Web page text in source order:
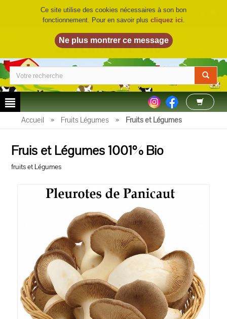
LA FERME DU BIO©
Accueil » Fruits Légumes » Fruits et Légumes
Fruis et Légumes 1001% Bio
fruits et Légumes
Ce site utilise des cookies nécessaires à son bon
fonctionnement. Pour en savoir plus cliquez ici.